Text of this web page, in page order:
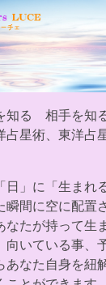
知る 相手を知
占星術、東洋占
日」に「生まれ
瞬間に空に配置
なたが持って生
向いている事
あなた自身を紐